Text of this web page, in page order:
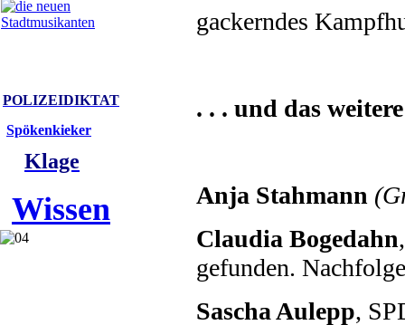
gackerndes
. . . und das
Anja Stahmann
Claudia Bogedahn
gefunden.
Sascha Aulepp,
Spökenkieker
POLIZEIDIKTAT
Klage
Wissen